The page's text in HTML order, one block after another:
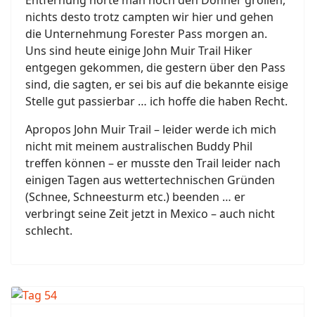
nichts desto trotz campten wir hier und gehen
die Unternehmung Forester Pass morgen an.
Uns sind heute einige John Muir Trail Hiker
entgegen gekommen, die gestern über den Pass
sind, die sagten, er sei bis auf die bekannte eisige
Stelle gut passierbar … ich hoffe die haben Recht.
Apropos John Muir Trail – leider werde ich mich
nicht mit meinem australischen Buddy Phil
treffen können – er musste den Trail leider nach
einigen Tagen aus wettertechnischen Gründen
(Schnee, Schneesturm etc.) beenden … er
verbringt seine Zeit jetzt in Mexico – auch nicht
schlecht.